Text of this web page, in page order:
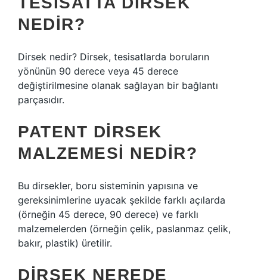
NEDIR?
Dirsek nedir? Dirsek, tesisatlarda boruların
yönünün 90 derece veya 45 derece
değiştirilmesine olanak sağlayan bir bağlantı
parçasıdır.
PATENT DIRSEK
MALZEMESI NEDIR?
Bu dirsekler, boru sisteminin yapısına ve
gereksinimlerine uyacak şekilde farklı açılarda
(örneğin 45 derece, 90 derece) ve farklı
malzemelerden (örneğin çelik, paslanmaz çelik,
bakır, plastik) üretilir.
DIRSEK NEREDE